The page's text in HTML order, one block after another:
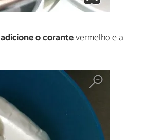
adicione o corantevermelho e a